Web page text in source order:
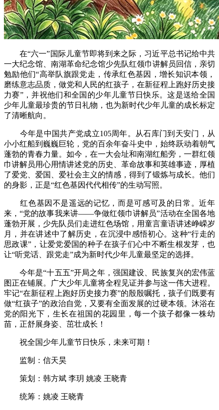
在“六一”国际儿童节即将到来之际，习近平总书记给中共
一大纪念馆、南湖革命纪念馆少先队红领巾讲解员回信，亲切
勉励他们“高举队旗跟党走，传承红色基因，增长知识本领，
磨练意志品质，做党和人民的红孩子，在新征程上跑好历史接
力赛”，并祝他们和全国的少年儿童节日快乐。这是送给全国
少年儿童最珍贵的节日礼物，也为新时代少年儿童的成长标定
了清晰航向。
今年是中国共产党成立105周年。从石库门到天安门，从
小小红船到巍巍巨轮，党的百余年奋斗史中，始终跃动着朝气
蓬勃的青春力量。如今，在一大会址和南湖红船旁，一群红领
巾讲解员用心用情讲述党的历史、革命故事和英雄事迹，厚植
了爱党、爱国、爱社会主义的情感，得到了锻炼与成长。他们
的身影，正是“红色基因代代相传”的生动写照。
红色基因不是遥远的记忆，而是可感可及的日常。近年
来，“党的故事我来讲——争做红领巾讲解员”活动在全国各地
蓬勃开展，少先队员们走进红色场馆，用童言童语讲述峥嵘岁
月，并在讲述中了解历史，在沉浸中感悟初心。这种“行走的
思政课”，让爱党爱国的种子在孩子们心中不断生根发芽，也
让“听党话、跟党走”成为新时代少年儿童最坚定的选择。
今年是“十五五”开局之年，强国建设、民族复兴的宏伟蓝
图正在铺展。广大少年儿童将全程见证并参与这一伟大进程。
牢记“在新征程上跑好历史接力赛”的殷殷嘱托，孩子们既要有
做“红孩子”的政治自觉，又要有全面发展的过硬本领。沐浴在
党的阳光下，生长在祖国的花园里，每一个孩子都像一株幼
苗，正舒展身姿、茁壮成长！
祝全国少年儿童节日快乐，未来可期！
监制：信天昊
策划：韩方斌 李玥 姚凌 王晓青
统筹：姚凌 王晓青